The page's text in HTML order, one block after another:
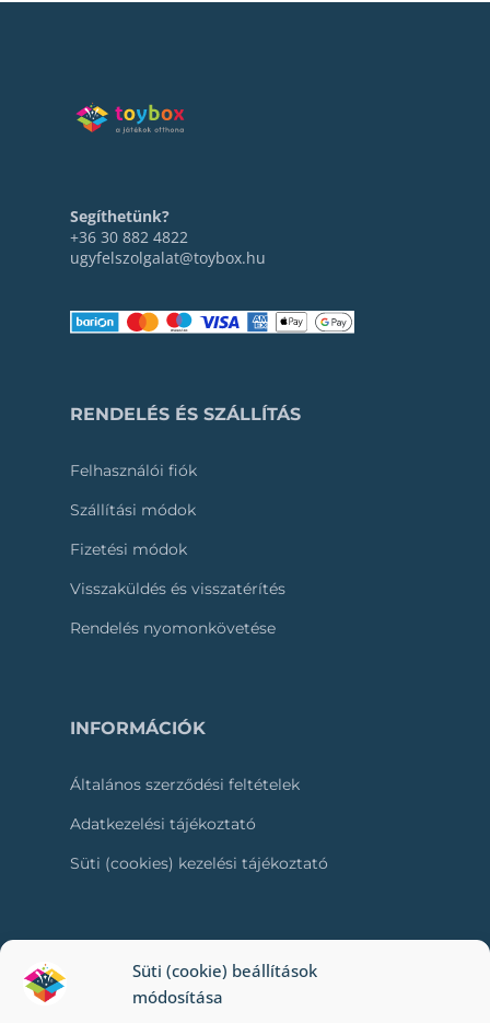
Süti (cookie) beállítások
módosítása
Segíthetünk?
+36 30 882 4822
ugyfelszolgalat@toybox.hu
RENDELÉS ÉS SZÁLLÍTÁS
Felhasználói fiók
Szállítási módok
Fizetési módok
Visszaküldés és visszatérítés
Rendelés nyomonkövetése
INFORMÁCIÓK
Általános szerződési feltételek
Adatkezelési tájékoztató
Süti (cookies) kezelési tájékoztató
RÓLUNK